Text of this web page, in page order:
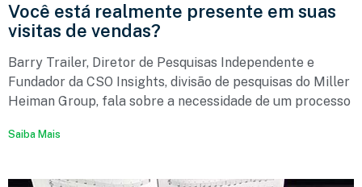
Você está realmente presente em suas
visitas de vendas?
Barry Trailer, Diretor de Pesquisas Independente e
Fundador da CSO Insights, divisão de pesquisas do Miller
Heiman Group, fala sobre a necessidade de um processo
Saiba Mais